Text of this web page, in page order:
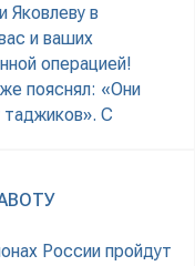
Яковлеву в
и ваших
операцией!
пояснял: «Они
таджиков». С
России пройдут